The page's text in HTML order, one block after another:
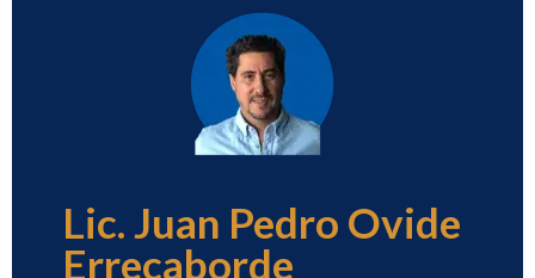
Lic. Juan Pedro Ovide
Errecaborde